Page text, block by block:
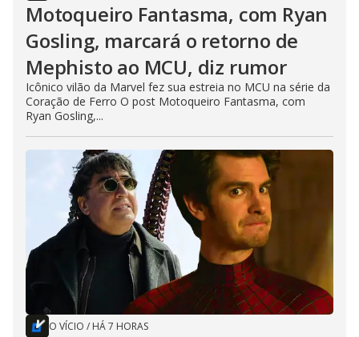
Motoqueiro Fantasma, com Ryan
Gosling, marcará o retorno de
Mephisto ao MCU, diz rumor
Icônico vilão da Marvel fez sua estreia no MCU na série da
Coração de Ferro O post Motoqueiro Fantasma, com
Ryan Gosling,...
O VÍCIO / HÁ 7 HORAS